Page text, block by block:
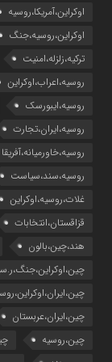
اوکراین،آمریکا،روسیه
اوکراین،روسیه،جنگ
ترکیه،زلزله،امنیت
روسیه،اعراب،اوکراین
روسیه،ایبورسک
روسیه،ایران،تجارت
روسیه،خاورمیانه،آفریقا
روسیه،سند،سیاست
غلات،روسیه،اوکراین
قزاقستان،انتخابات
هند،چین،بالون
چین،ایران،عربستان
چین،روسیه